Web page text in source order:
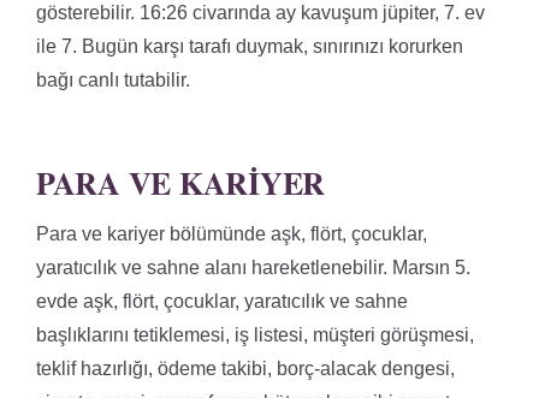
gösterebilir. 16:26 civarında ay kavuşum jüpiter, 7. ev
ile 7. Bugün karşı tarafı duymak, sınırınızı korurken
bağı canlı tutabilir.
PARA VE KARIYER
Para ve kariyer bölümünde aşk, flört, çocuklar,
yaratıcılık ve sahne alanı hareketlenebilir. Marsın 5.
evde aşk, flört, çocuklar, yaratıcılık ve sahne
başlıklarını tetiklemesi, iş listesi, müşteri görüşmesi,
teklif hazırlığı, ödeme takibi, borç-alacak dengesi,